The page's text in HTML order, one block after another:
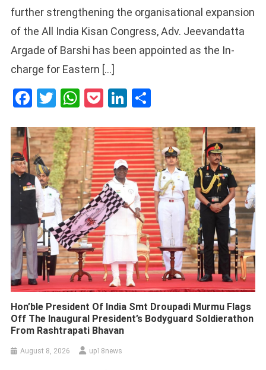
further strengthening the organisational expansion
of the All India Kisan Congress, Adv. Jeevandatta
Argade of Barshi has been appointed as the In-
charge for Eastern […]
Facebook
Twitter
WhatsApp
PocketLinkedIn
Hon’ble President Of India Smt Droupadi Murmu Flags
Off The Inaugural President’s Bodyguard Soldierathon
From Rashtrapati Bhavan
August 8, 2026 up18news